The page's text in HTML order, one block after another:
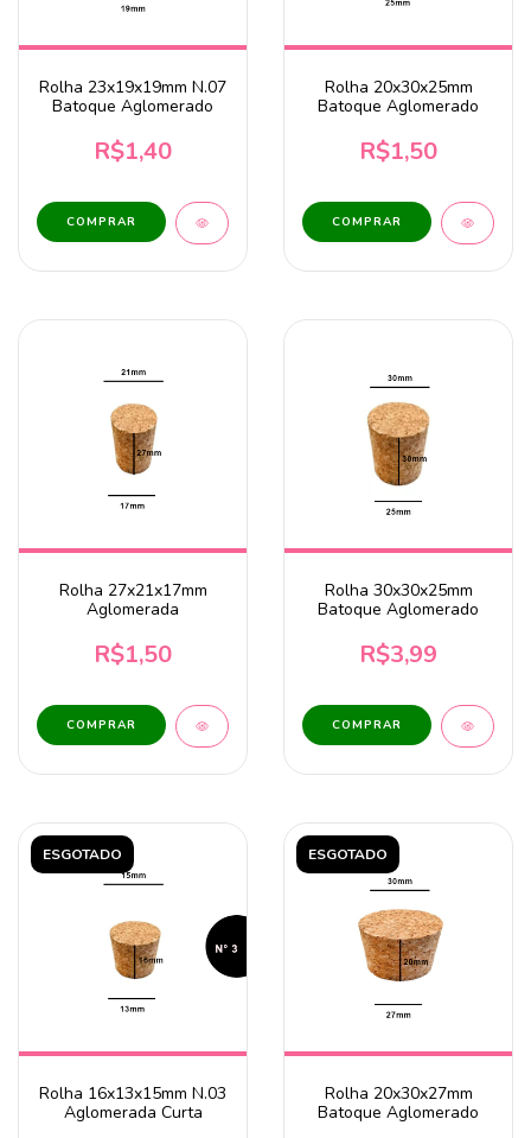
Rolha 23x19x19mm N.07
Batoque Aglomerado
R$1,40
Rolha 20x30x25mm
Batoque Aglomerado
R$1,50
Rolha 27x21x17mm
Aglomerada
R$1,50
Rolha 30x30x25mm
Batoque Aglomerado
R$3,99
ESGOTADO
Rolha 16x13x15mm N.03
Aglomerada Curta
ESGOTADO
Rolha 20x30x27mm
Batoque Aglomerado